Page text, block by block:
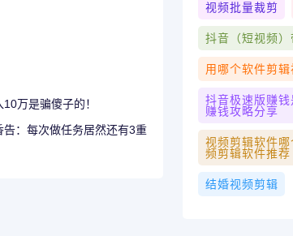
万是骗傻子的！
：每次做任务居然还有3重
视频批量裁剪
抖音（短视频
用哪个软件剪辑
抖音极速版赚
赚钱攻略分享
视频剪辑软件
频剪辑软件推荐
结婚视频剪辑